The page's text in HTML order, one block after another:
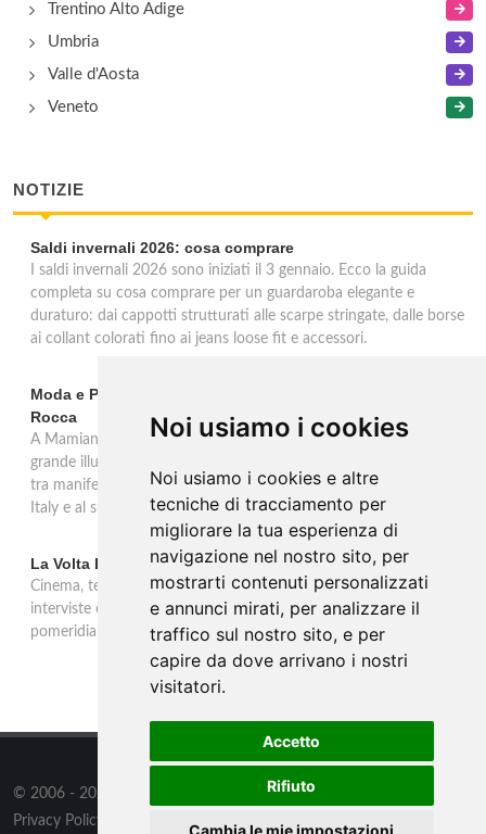
Noi usiamo i cookies
Noi usiamo i cookies e altre
tecniche di tracciamento per
migliorare la tua esperienza di
navigazione nel nostro sito, per
mostrarti contenuti personalizzati
e annunci mirati, per analizzare il
traffico sul nostro sito, e per
capire da dove arrivano i nostri
visitatori.
Accetto
Rifiuto
Cambia le mie impostazioni
Trentino Alto Adige
Umbria
Valle d'Aosta
Veneto
NOTIZIE
Saldi invernali 2026: cosa comprare
I saldi invernali 2026 sono iniziati il 3 gennaio. Ecco la guida
completa su cosa comprare per un guardaroba elegante e
duraturo: dai cappotti strutturati alle scarpe stringate, dalle borse
ai collant colorati fino ai jeans loose fit e accessori.
Moda e Pubblicità 1950-2000 alla Fondazione Magnani-
Rocca
A Mamiano di Traversetolo la mostra ripercorre l'eredità della
grande illustrazione di moda e della pubblicità in Italia 1950-2000,
tra manifesti, schizzi e icone che hanno dato forma al Made in
Italy e al suo immaginario visivo.
La Volta Buona: Caterina Balivo
Cinema, teatro, televisione e temi sociali: una settimana ricca di
interviste esclusive e momenti di intrattenimento nel programma
pomeridiano di Rai 1, in onda dalle 14:00 alle 16:00.
© 2006 - 2026
all rights reserved.
Privacy Policy
Preferenze sui Cookies